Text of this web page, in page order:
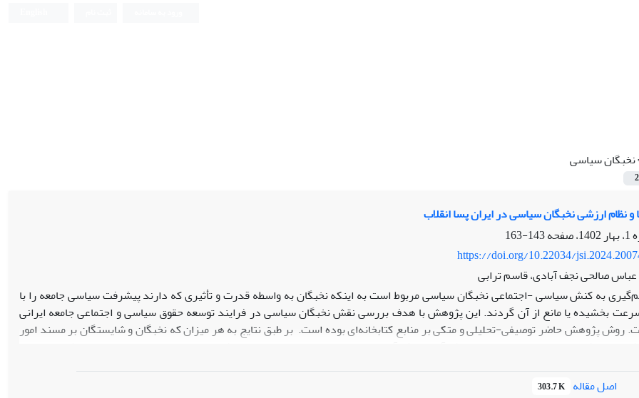
نخبگان سیاسی
2
نظام ارزشی نخبگان سیاسی در ایران پسا انقلاب
143-163
https://doi.org/10.22034/
صالحی نجف آبادی، قاسم ترابی
به کنش سیاسی -اجتماعی نخبگان سیاسی مربوط است به اینکه نخبگان به واسطه قدرت و تأثیری که دارند پیشرفت سیاسی جامعه را با
بخشیده یا مانع از آن گردند. این پژوهش با هدف بررسی نقش نخبگان سیاسی در فرایند توسعه حقوق سیاسی و اجتماعی جامعه ایرانی
روش پژوهش حاضر توصیفی-تحلیلی و متکی بر منابع کتابخانه‌ای بوده است. بر طبق نتایج به هر میزان که نخبگان و شایستگان بر مسند امور
و حکومت داری به مراتب بالایی از کارآمدی و کارآیی دست می‌یابد و جنبه هایی چون مشروعیت، مقبولیت و عدالت ورزی حکومت تقویت
با حاکمیت نخبگان، سایر مفاهیم حوزه سیاست اعم از مشارکت رقابت، گردش نخبگان و... در وضعیت بهینه‌ای قرار می‌گیرند و توسعه سیاسی و
رو به رشد قرار خواهد گرفت.
اصل مقاله 303.7 K